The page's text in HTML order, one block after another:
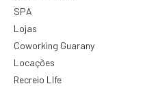
SPA
Lojas
Coworking Guarany
Locações
Recreio LIfe